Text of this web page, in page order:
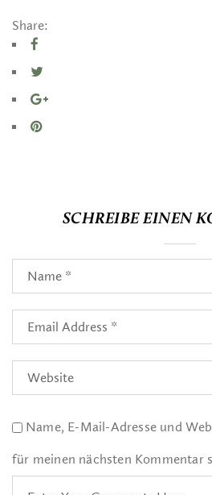
Share:
SCHREIBE EINEN
Name, E-Mail-Adresse und
für meinen nächsten Kommentar